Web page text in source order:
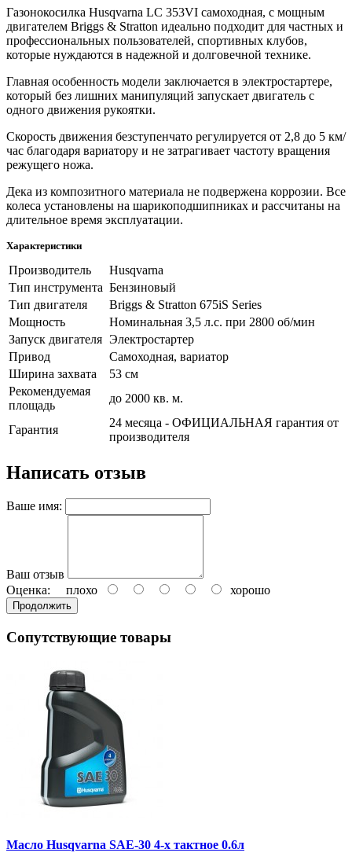
Газонокосилка Husqvarna LC 353VI самоходная, с мощным
двигателем Briggs & Stratton идеально подходит для частных и
профессиональных пользователей, спортивных клубов,
которые нуждаются в надежной и долговечной технике.
Главная особенность модели заключается в электростартере,
который без лишних манипуляций запускает двигатель с
одного движения рукоятки.
Скорость движения безступенчато регулируется от 2,8 до 5 км/
час благодаря вариатору и не затрагивает частоту вращения
режущего ножа.
Дека из композитного материала не подвержена коррозии. Все
колеса установлены на шарикоподшипниках и рассчитаны на
длительное время эксплуатации.
Характеристики
Производитель
Husqvarna
Тип инструмента Бензиновый
Тип двигателя
Briggs & Stratton 675iS Series
Мощность
Номинальная 3,5 л.с. при 2800 об/мин
Запуск двигателя Электростартер
Привод
Cамоходная, вариатор
Ширина захвата
53 см
Рекомендуемая
площадь
до 2000 кв. м.
Гарантия
24 месяца - ОФИЦИАЛЬНАЯ гарантия от
производителя
Написать отзыв
Ваше имя:
Ваш отзыв
Оценка: плохо хорошо
Продолжить
Сопутствующие товары
Масло Husqvarna SAE-30 4-х тактное 0.6л